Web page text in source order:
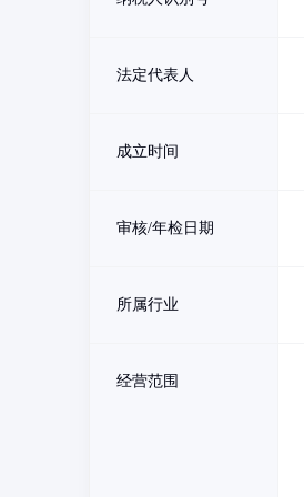
法定代表人
成立时间
审核/年检日期
所属行业
经营范围